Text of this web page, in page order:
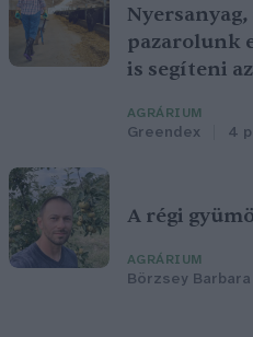
pazarolunk
is segíteni
AGRÁRIUM
Greendex 4
A régi
AGRÁRIUM
Börzsey Barbara